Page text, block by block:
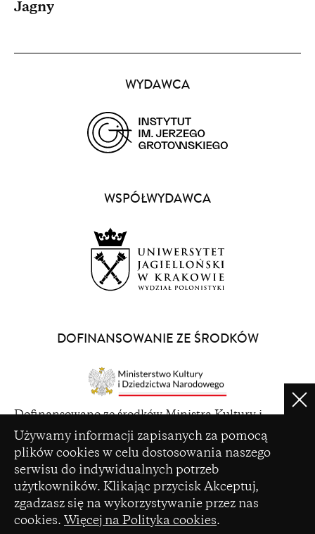
Ustawienia plików cookie
Używamy informacji zapisanych za pomocą
plików cookies w celu dostosowania naszego
serwisu do indywidualnych potrzeb
użytkowników. Klikając przycisk Akceptuj,
zgadzasz się na wykorzystywanie przez nas
cookies. Więcej na Polityka cookies.
Jagny
WYDAWCA
WSPÓŁWYDAWCA
DOFINANSOWANIE ZE ŚRODKÓW
a
new
window)
Dofinansowano ze środków Ministra Kultury i
Dziedzictwa Narodowego pochodzących z Funduszu
Promocji Kultury – państwowego funduszu celowego
(opens